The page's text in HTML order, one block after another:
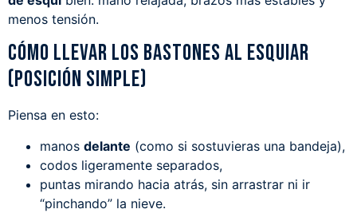
menos tensión.
Cómo llevar los bastones al esquiar
(posición simple)
Piensa en esto:
manos delante (como si sostuvieras una bandeja),
codos ligeramente separados,
puntas mirando hacia atrás, sin arrastrar ni ir
“pinchando” la nieve.